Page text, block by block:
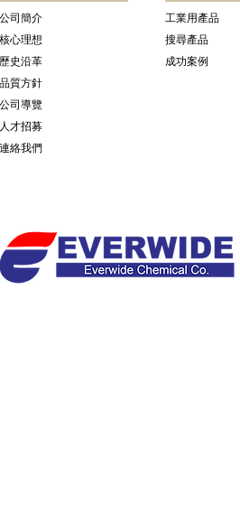
公司簡介
核心理想
歷史沿革
品質方針
公司導覽
人才招募
連絡我們
​工業用產品
搜尋產品
成功案例